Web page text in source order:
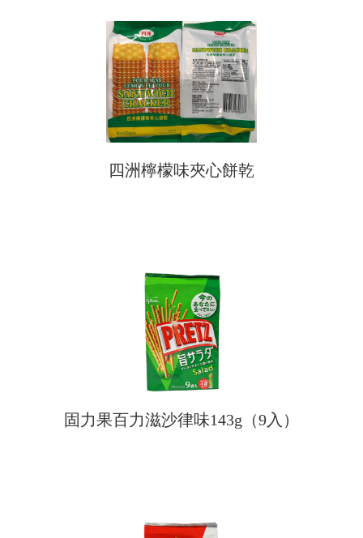
四洲檸檬味夾心餅乾
固力果百力滋沙律味143g（9入）